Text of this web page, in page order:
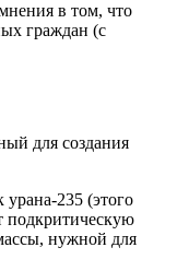
в том, что
граждан (с
для создания
235 (этого
подкритическую
нужной для